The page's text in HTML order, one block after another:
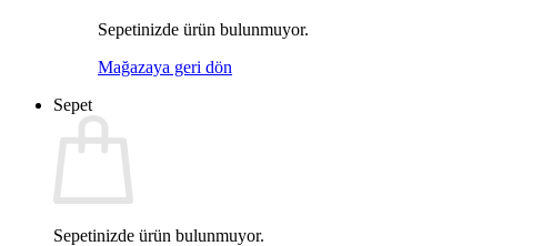
Sepetinizde ürün bulunmuyor.
Mağazaya geri dön
Sepet
Sepetinizde ürün bulunmuyor.